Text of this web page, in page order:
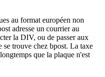
au format européen non
adresse un courrier au
la DIV, ou de passer aux
trouve chez bpost. La taxe
que la plaque n'est